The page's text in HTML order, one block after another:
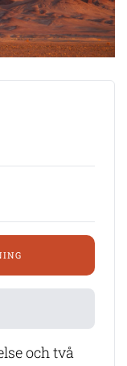
och två